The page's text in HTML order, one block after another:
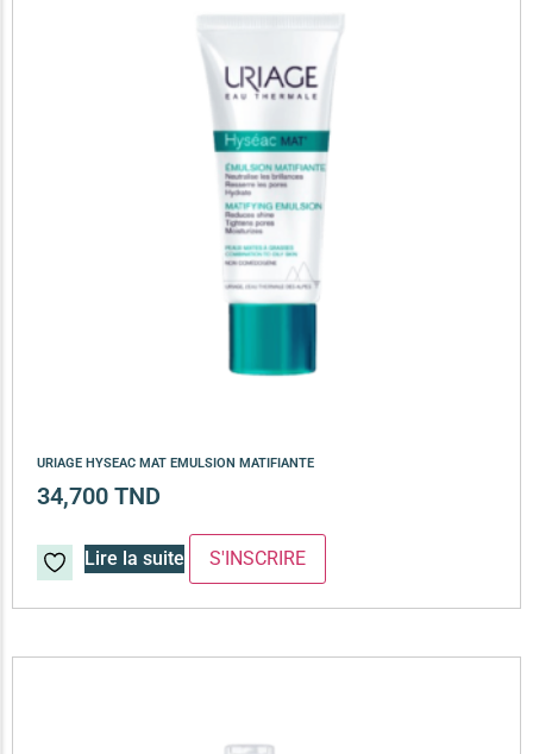
URIAGE HYSEAC MAT EMULSION MATIFIANTE
34,700 TND
Lire la suite